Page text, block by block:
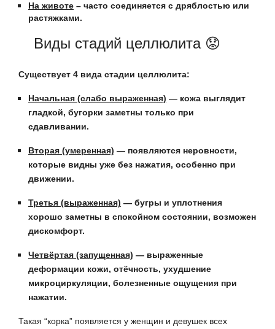
На животе – часто соединяется с дряблостью или
растяжками.
Виды стадий целлюлита 😟
Существует 4 вида стадии целлюлита:
Начальная (слабо выраженная) — кожа выглядит
гладкой, бугорки заметны только при
сдавливании.
Вторая (умеренная) — появляются неровности,
которые видны уже без нажатия, особенно при
движении.
Третья (выраженная) — бугры и уплотнения
хорошо заметны в спокойном состоянии, возможен
дискомфорт.
Четвёртая (запущенная) — выраженные
деформации кожи, отёчность, ухудшение
микроциркуляции, болезненные ощущения при
нажатии.
Такая “корка” появляется у женщин и девушек всех